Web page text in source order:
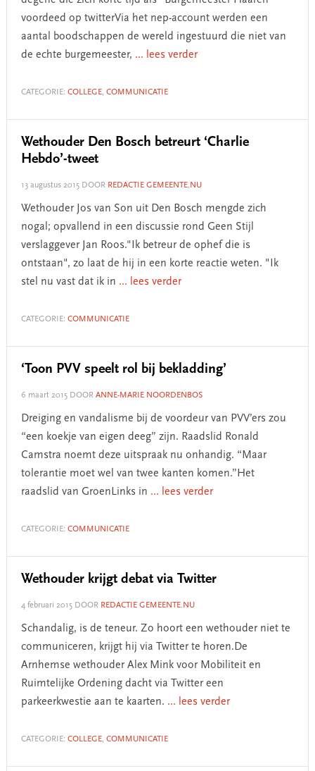
voordeed op twitterVia het nep-account werden een
aantal boodschappen de wereld ingestuurd die niet van
de echte burgemeester, ... lees verder
CATEGORIE: COLLEGE, COMMUNICATIE
Wethouder Den Bosch betreurt ‘Charlie
Hebdo’-tweet
13 augustus 2015DOOR REDACTIE GEMEENTE.NU
Wethouder Jos van Son uit Den Bosch mengde zich
nogal; opvallend in een discussie rond Geen Stijl
verslaggever Jan Roos."Ik betreur de ophef die is
ontstaan", zo laat de hij in een korte reactie weten. "Ik
stel nu vast dat ik in ... lees verder
CATEGORIE: COMMUNICATIE
‘Toon PVV speelt rol bij bekladding’
6 maart 2015DOOR ANNE-MARIE NOORDENBOS
Dreiging en vandalisme bij de voordeur van PVV’ers zou
“een koekje van eigen deeg” zijn. Raadslid Ronald
Camstra noemt deze uitspraak nu onhandig. “Maar
tolerantie moet wel van twee kanten komen.”Het
raadslid van GroenLinks in ... lees verder
CATEGORIE: COMMUNICATIE
Wethouder krijgt debat via Twitter
4 februari 2015DOOR REDACTIE GEMEENTE.NU
Schandalig, is de teneur. Zo hoort een wethouder niet te
communiceren, krijgt hij via Twitter te horen.De
Arnhemse wethouder Alex Mink voor Mobiliteit en
Ruimtelijke Ordening dacht via Twitter een
parkeerkwestie aan te kaarten. ... lees verder
CATEGORIE: COLLEGE, COMMUNICATIE